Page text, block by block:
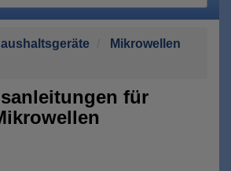
Mikrowellen
für